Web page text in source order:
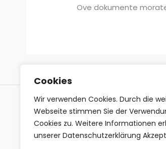
Cookies
Wir verwenden Cookies. Durch die
Webseite stimmen Sie der
Cookies zu. Weitere Informationen
unserer Datenschutzerklärung
Ove dokumente
Impressum